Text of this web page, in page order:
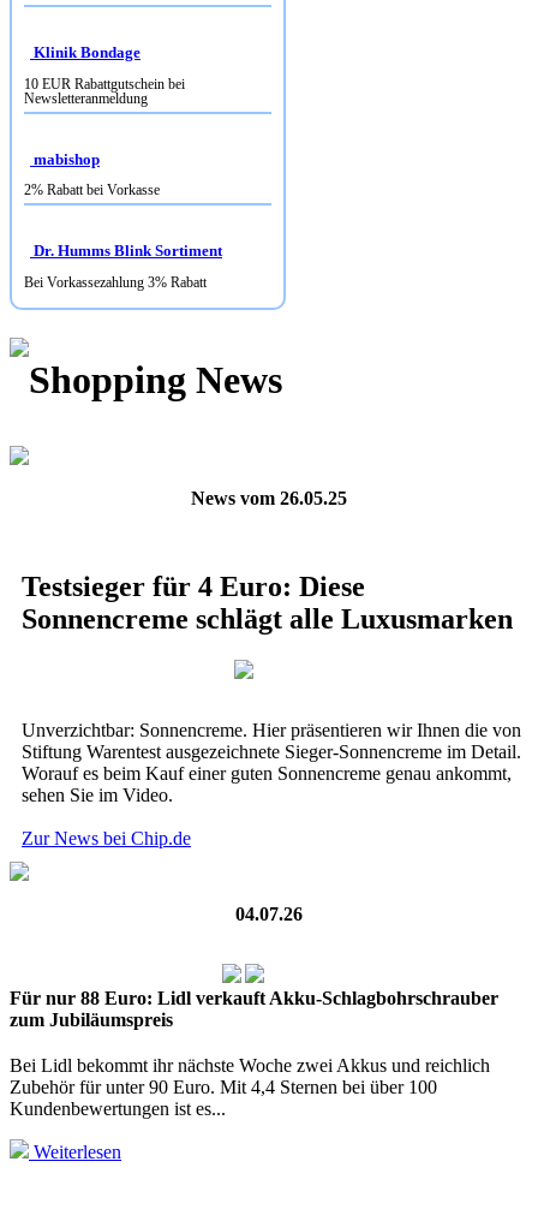
Klinik Bondage
10 EUR Rabattgutschein bei
Newsletteranmeldung
mabishop
2% Rabatt bei Vorkasse
Dr. Humms Blink Sortiment
Bei Vorkassezahlung 3% Rabatt
Shopping News
News vom 26.05.25
Testsieger für 4 Euro: Diese
Sonnencreme schlägt alle Luxusmarken
Unverzichtbar: Sonnencreme. Hier präsentieren wir Ihnen die von
Stiftung Warentest ausgezeichnete Sieger-Sonnencreme im Detail.
Worauf es beim Kauf einer guten Sonnencreme genau ankommt,
sehen Sie im Video.
Zur News bei Chip.de
04.07.26
Für nur 88 Euro: Lidl verkauft Akku-Schlagbohrschrauber
zum Jubiläumspreis
Bei Lidl bekommt ihr nächste Woche zwei Akkus und reichlich
Zubehör für unter 90 Euro. Mit 4,4 Sternen bei über 100
Kundenbewertungen ist es...
Weiterlesen